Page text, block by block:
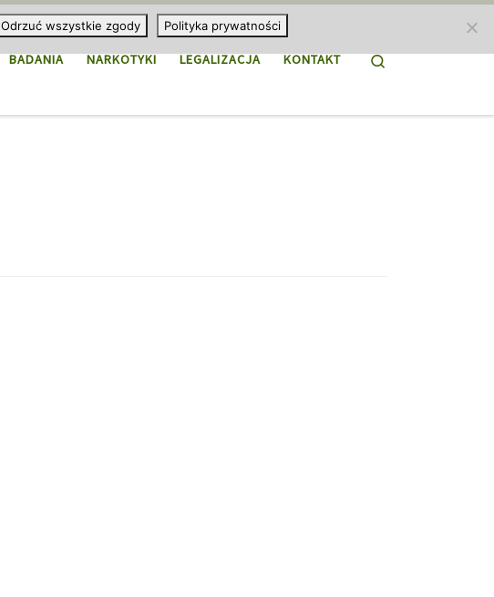
BADANIA NARKOTYKI LEGALIZACJA KONTAKT Search
Odrzuć wszystkie zgody Polityka prywatności